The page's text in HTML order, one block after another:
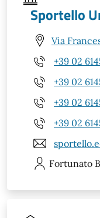
Sportello
Via
+39 02
+39 02
+39 02
+39 02
Fortunato